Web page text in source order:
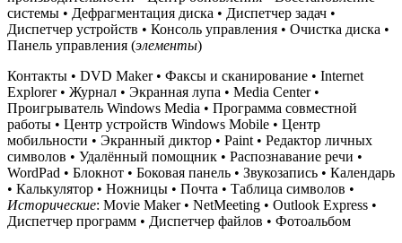
системы • Дефрагментация диска • Диспетчер задач •
Диспетчер устройств • Консоль управления • Очистка диска •
Панель управления (элементы)
Контакты • DVD Maker • Факсы и сканирование • Internet
Explorer • Журнал • Экранная лупа • Media Center •
Проигрыватель Windows Media • Программа совместной
работы • Центр устройств Windows Mobile • Центр
мобильности • Экранный диктор • Paint • Редактор личных
символов • Удалённый помощник • Распознавание речи •
WordPad • Блокнот • Боковая панель • Звукозапись • Календарь
• Калькулятор • Ножницы • Почта • Таблица символов •
Исторические: Movie Maker • NetMeeting • Outlook Express •
Диспетчер программ • Диспетчер файлов • Фотоальбом